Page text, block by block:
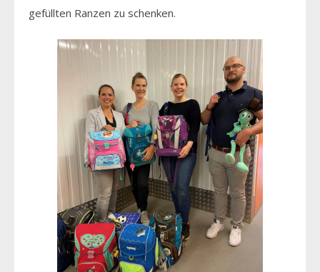
gefüllten Ranzen zu schenken.